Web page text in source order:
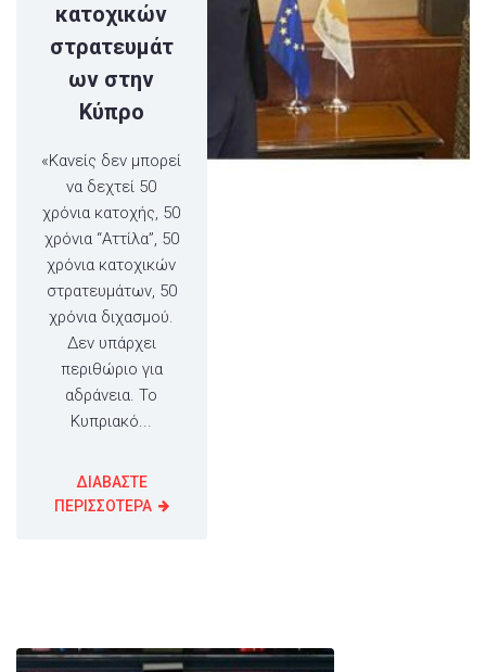
κατοχικών
στρατευμάτ
ων στην
Κύπρο
«Κανείς δεν μπορεί
να δεχτεί 50
χρόνια κατοχής, 50
χρόνια “Αττίλα”, 50
χρόνια κατοχικών
στρατευμάτων, 50
χρόνια διχασμού.
Δεν υπάρχει
περιθώριο για
αδράνεια. Το
Κυπριακό...
ΔΙΑΒΑΣΤΕ
ΠΕΡΙΣΣΟΤΕΡΑ